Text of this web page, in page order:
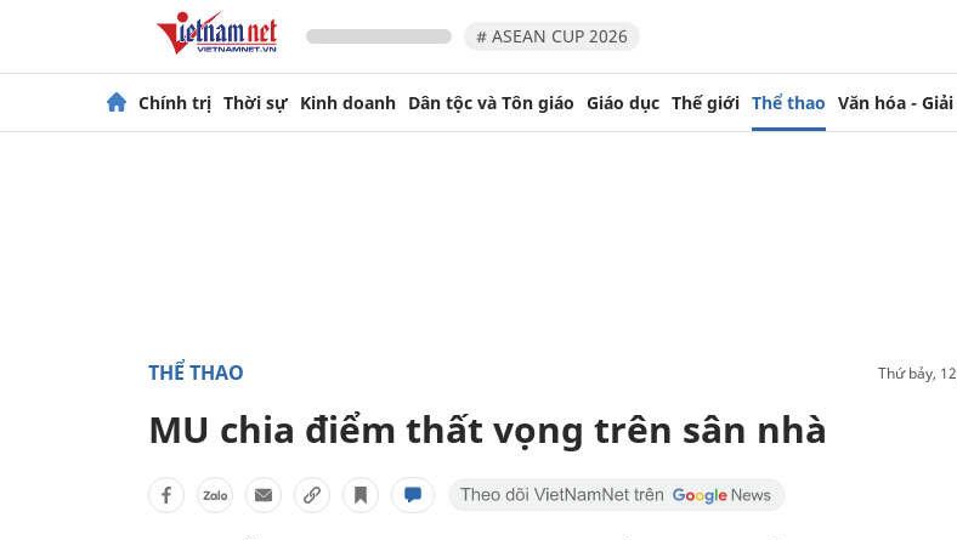
# ASEAN CUP 2026
Chính trị Thời sự Kinh doanh Dân tộc và Tôn giáo Giáo dục Thế giới Thể thao Văn hóa -
THỂ THAO thứ bảy,
MU chia điểm thất vọng trên sân nhà